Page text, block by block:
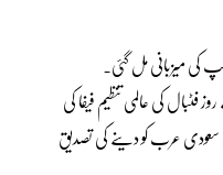
کی عالمی تنظیم فیفا کی
سعودی عرب کو دینے کی تصدیق